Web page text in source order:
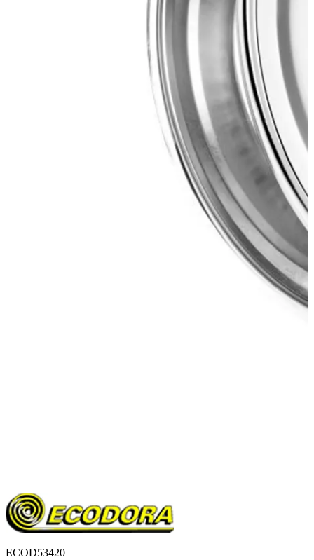
ECOD53420